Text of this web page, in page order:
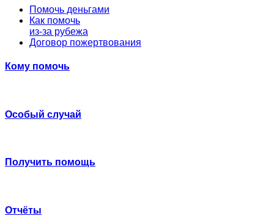
Помочь деньгами
Как помочь
из-за рубежа
Договор пожертвования
Кому помочь
Особый случай
Получить помощь
Отчёты